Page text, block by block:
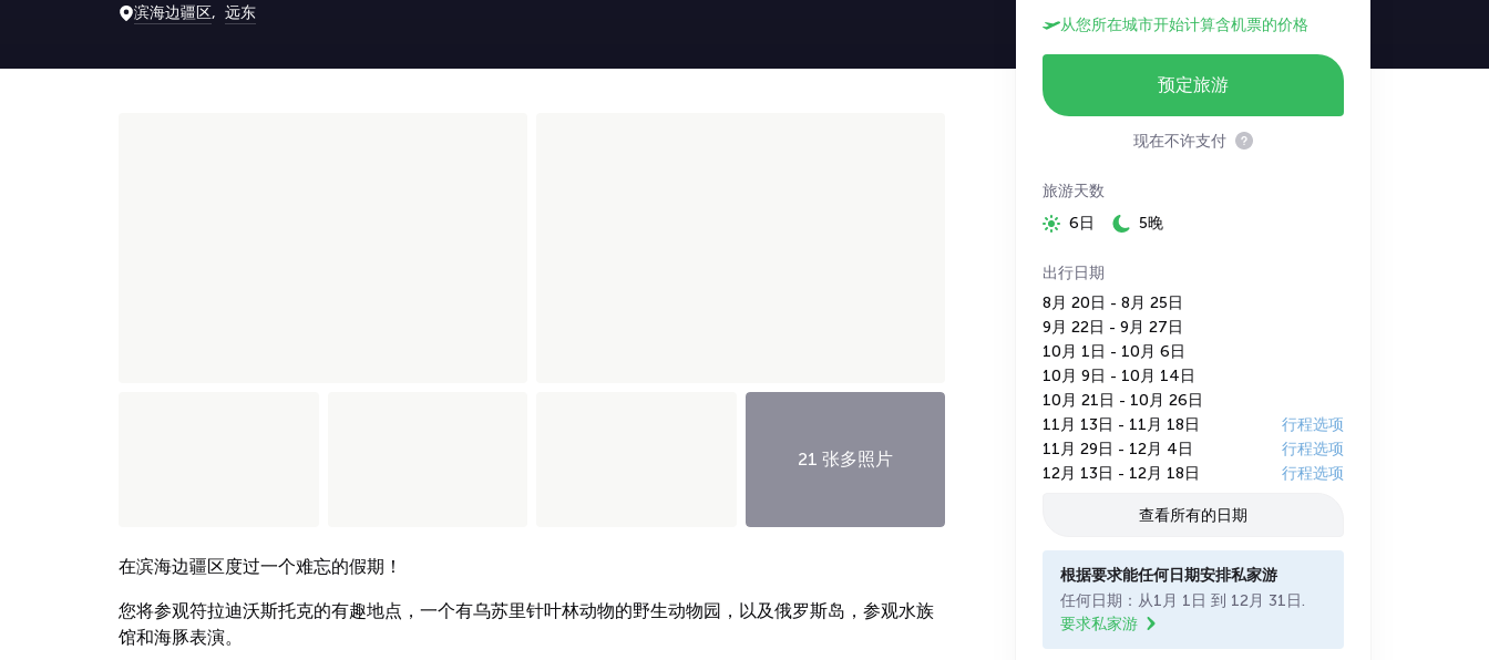
滨海边疆区 远东
21 张多照片
在滨海边疆区度过一个难忘的假期！
您将参观符拉迪沃斯托克的有趣地点，一个有乌苏里针叶林动物的野生动物园，以及俄罗斯岛，参观水族
馆和海豚表演。
从您所在城市开始计算含机票的价格
预定旅游
现在不许支付
旅游天数
6日
5晚
出行日期
8月 20日 - 8月 25日
9月 22日 - 9月 27日
10月 1日 - 10月 6日
10月 9日 - 10月 14日
10月 21日 - 10月 26日
11月 13日 - 11月 18日
行程选项
11月 29日 - 12月 4日
行程选项
12月 13日 - 12月 18日
行程选项
查看所有的日期
根据要求能任何日期安排私家游
任何日期：从1月 1日 到 12月 31日.
要求私家游